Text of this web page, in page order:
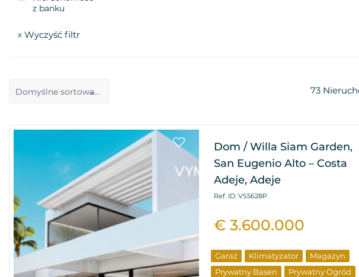
z banku
x Wyczyść filtr
Domyślne sortowanie 73
Dom / Willa Siam Garden,
San Eugenio Alto – Costa
Adeje, Adeje
Ref. ID: VS5628P
€ 3.600.000
Garaż Klimatyzator
Magazyn
Prywatny Basen
Prywatny Ogród